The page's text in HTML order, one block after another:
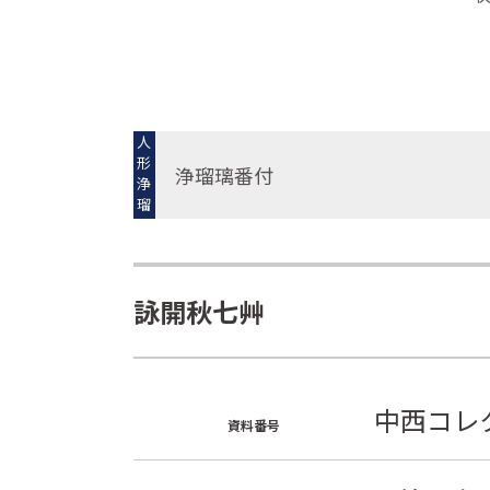
人
形
浄
瑠
璃
浄瑠璃番付
詠開秋七艸
資料番号 中西コレ